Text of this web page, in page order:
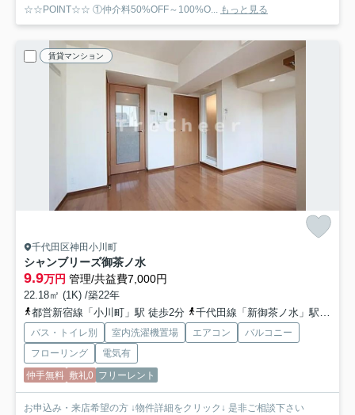
☆☆POINT☆☆ ①仲介料50%OFF～100%O...
もっと見る
賃貸マンション
千代田区神田小川町
シャンブリーズ御茶ノ水
9.9万円 管理/共益費7,000円
22.18㎡ (1K) /築22年
都営新宿線「小川町」駅 徒歩2分
千代田線「新御茶ノ水」駅 徒歩5分
バス・トイレ別 室内洗濯機置場 エアコン
バルコニー
フローリング
電気有
仲手無料 敷礼0 フリーレント
お申込み・来店希望の方 ↓物件詳細をクリック↓ 是非ご相談下さい